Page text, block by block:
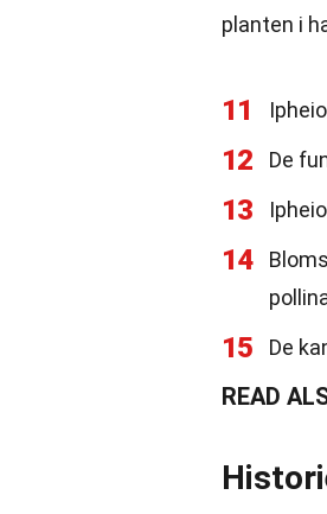
planten i
11
12 De
13
14
15 De
READ